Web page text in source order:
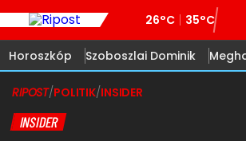
26°C 35°C
Horoszkóp Szoboszlai Dominik
RIPOST/POLITIK/INSIDER
INSIDER